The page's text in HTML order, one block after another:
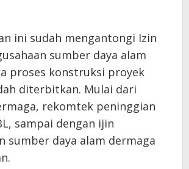
ini sudah mengantongi Izin
sumber daya alam
proses konstruksi proyek
diterbitkan. Mulai dari
rekomtek peninggian
sampai dengan ijin
sumber daya alam dermaga